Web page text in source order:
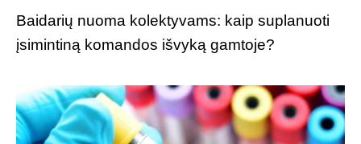
Baidarių nuoma kolektyvams: kaip suplanuoti
įsimintiną komandos išvyką gamtoje?